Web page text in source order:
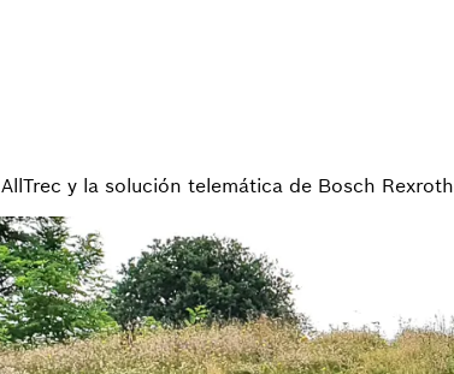
AllTrec y la solución telemática de Bosch Rexroth